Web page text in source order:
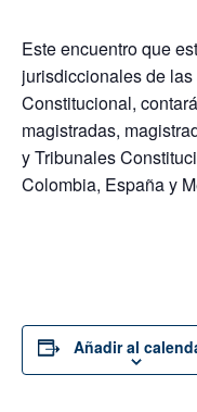
Este encuentro que
jurisdiccionales de
Constitucional,
magistradas,
y Tribunales
Colombia, España y
Añadir al